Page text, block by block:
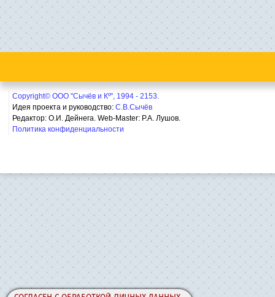
Copyright© ООО "Сычёв и Кº", 1994 - 2153.
Идея проекта и руководство: С.В.Сычёв
Редактор: О.И. Дейнега. Web-Master: Р.А. Лушов.
Политика конфиденциальности